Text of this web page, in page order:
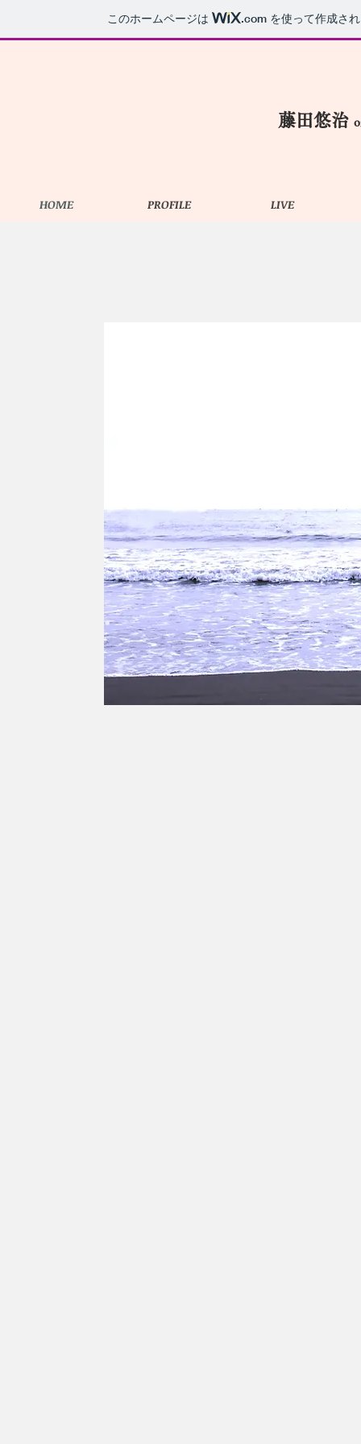
このホームページは .com を使って作成さ
​藤田悠治
HOME PROFILE LIVE